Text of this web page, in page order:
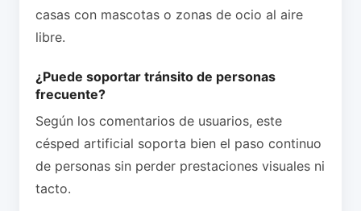
casas con mascotas o zonas de ocio al aire
libre.
¿Puede soportar tránsito de personas
frecuente?
Según los comentarios de usuarios, este
césped artificial soporta bien el paso continuo
de personas sin perder prestaciones visuales ni
tacto.